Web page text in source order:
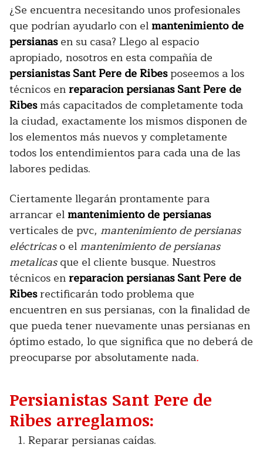
¿Se encuentra necesitando unos profesionales
que podrían ayudarlo con elmantenimiento de
persianasen su casa? Llego al espacio
apropiado, nosotros en esta compañía de
persianistas Sant Pere de Ribesposeemos a los
técnicos enreparacion persianas Sant Pere de
Ribesmás capacitados de completamente toda
la ciudad, exactamente los mismos disponen de
los elementos más nuevos y completamente
todos los entendimientos para cada una de las
labores pedidas.
Ciertamente llegarán prontamente para
arrancar elmantenimiento de persianas
verticales de pvc, mantenimiento de persianas
eléctricaso el mantenimiento de persianas
metalicasque el cliente busque. Nuestros
técnicos enreparacion persianas Sant Pere de
Ribesrectificarán todo problema que
encuentren en sus persianas, con la finalidad de
que pueda tener nuevamente unas persianas en
óptimo estado, lo que significa que no deberá de
preocuparse por absolutamente nada.
Persianistas Sant Pere de
Ribes arreglamos:
Reparar persianas caídas.